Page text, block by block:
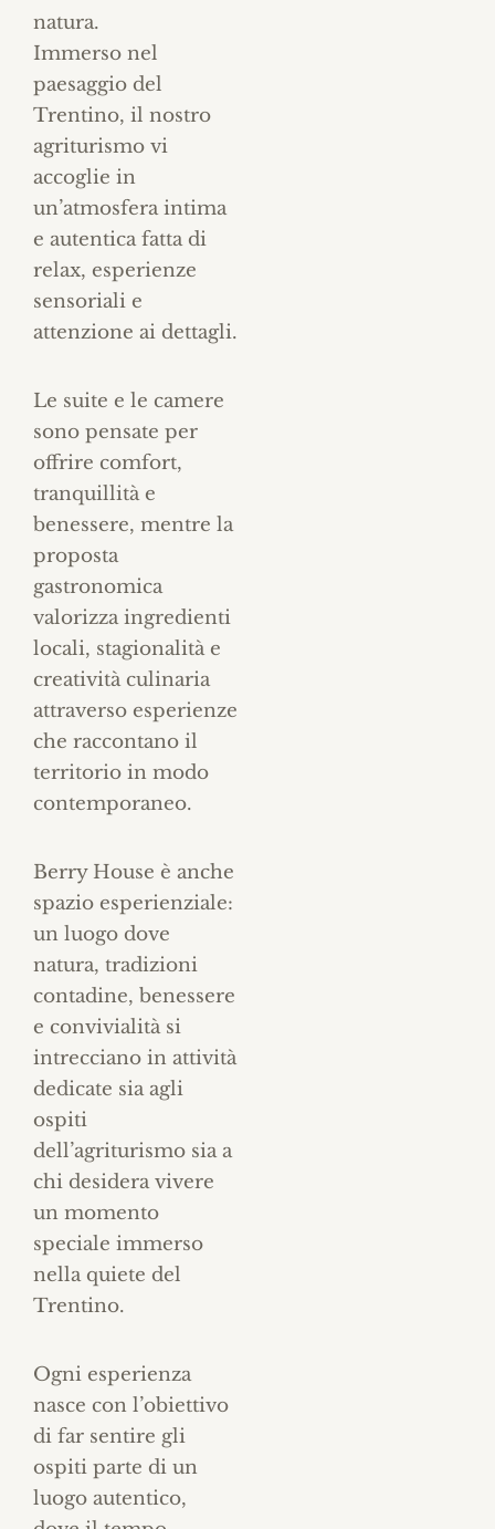
natura.
Immerso nel
paesaggio del
Trentino, il nostro
agriturismo vi
accoglie in
un’atmosfera intima
e autentica fatta di
relax, esperienze
sensoriali e
attenzione ai dettagli.
Le suite e le camere
sono pensate per
offrire comfort,
tranquillità e
benessere, mentre la
proposta
gastronomica
valorizza ingredienti
locali, stagionalità e
creatività culinaria
attraverso esperienze
che raccontano il
territorio in modo
contemporaneo.
Berry House è anche
spazio esperienziale:
un luogo dove
natura, tradizioni
contadine, benessere
e convivialità si
intrecciano in attività
dedicate sia agli
ospiti
dell’agriturismo sia a
chi desidera vivere
un momento
speciale immerso
nella quiete del
Trentino.
Ogni esperienza
nasce con l’obiettivo
di far sentire gli
ospiti parte di un
luogo autentico,